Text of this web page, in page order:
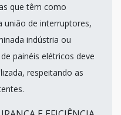
que têm como
união de interruptores,
indústria ou
painéis elétricos deve
respeitando as